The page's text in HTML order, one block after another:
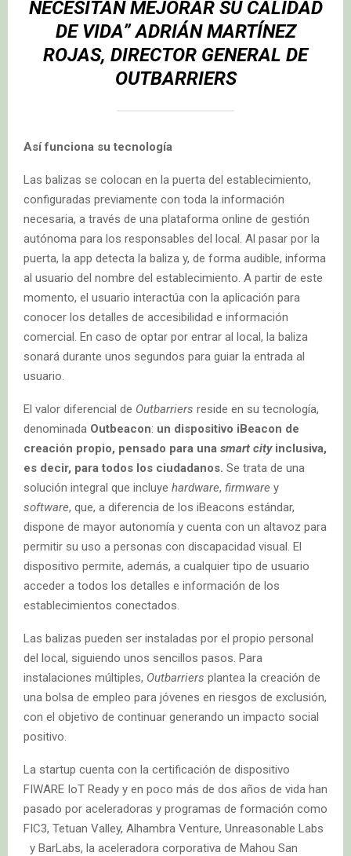
NECESITAN MEJORAR SU CALIDAD
DE VIDA”ADRIÁN MARTÍNEZ
ROJAS, DIRECTOR GENERAL DE
OUTBARRIERS
Así funciona su tecnología
Las balizas se colocan en la puerta del establecimiento,
configuradas previamente con toda la información
necesaria, a través de una plataforma online de gestión
autónoma para los responsables del local. Al pasar por la
puerta, la app detecta la baliza y, de forma audible, informa
al usuario del nombre del establecimiento. A partir de este
momento, el usuario interactúa con la aplicación para
conocer los detalles de accesibilidad e información
comercial. En caso de optar por entrar al local, la baliza
sonará durante unos segundos para guiar la entrada al
usuario.
El valor diferencial de Outbarriers reside en su tecnología,
denominada Outbeacon: un dispositivo iBeacon de
creación propio, pensado para una smart cityinclusiva,
es decir, para todos los ciudadanos. Se trata de una
solución integral que incluye hardware, firmware y
software, que, a diferencia de los iBeacons estándar,
dispone de mayor autonomía y cuenta con un altavoz para
permitir su uso a personas con discapacidad visual. El
dispositivo permite, además, a cualquier tipo de usuario
acceder a todos los detalles e información de los
establecimientos conectados.
Las balizas pueden ser instaladas por el propio personal
del local, siguiendo unos sencillos pasos. Para
instalaciones múltiples, Outbarriers plantea la creación de
una bolsa de empleo para jóvenes en riesgos de exclusión,
con el objetivo de continuar generando un impacto social
positivo.
La startup cuenta con la certificación de dispositivo
FIWARE IoT Ready y en poco más de dos años de vida han
pasado por aceleradoras y programas de formación como
FIC3, Tetuan Valley, Alhambra Venture, Unreasonable Labs
y BarLabs, la aceleradora corporativa de Mahou San